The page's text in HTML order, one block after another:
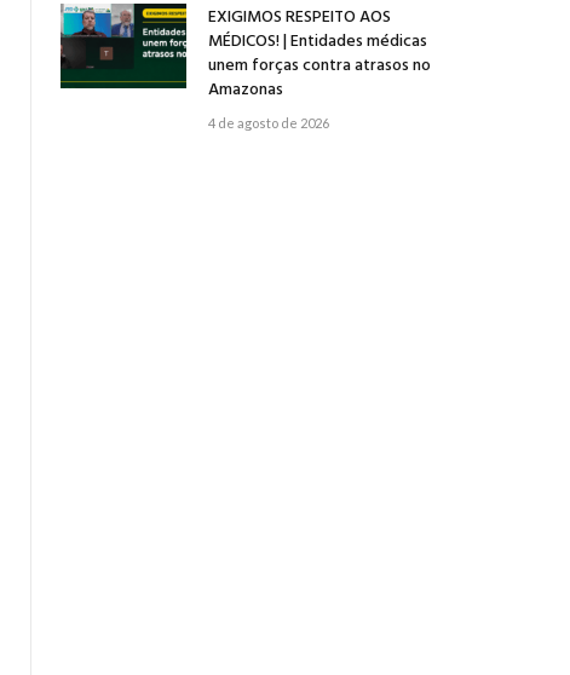
EXIGIMOS RESPEITO AOS
MÉDICOS! | Entidades médicas
unem forças contra atrasos no
Amazonas
4 de agosto de 2026